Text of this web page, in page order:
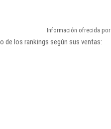
Información ofrecida por
de los rankings según sus ventas: